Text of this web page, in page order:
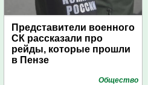
Представители военного
СК рассказали про
рейды, которые прошли
в Пензе
Общество